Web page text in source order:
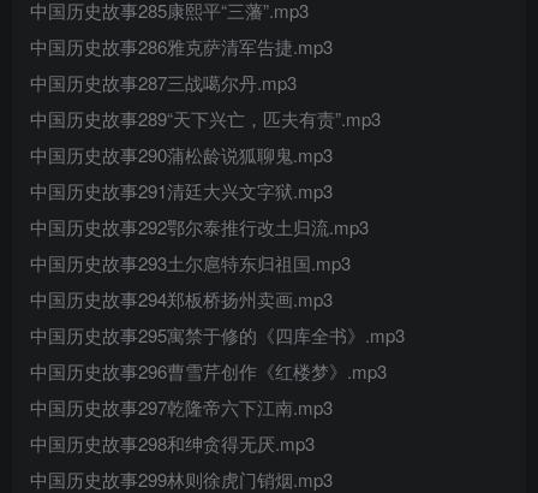
中国历史故事285康熙平“三藩”.mp3
中国历史故事286雅克萨清军告捷.mp3
中国历史故事287三战噶尔丹.mp3
中国历史故事289“天下兴亡，匹夫有责”.mp3
中国历史故事290蒲松龄说狐聊鬼.mp3
中国历史故事291清廷大兴文字狱.mp3
中国历史故事292鄂尔泰推行改土归流.mp3
中国历史故事293土尔扈特东归祖国.mp3
中国历史故事294郑板桥扬州卖画.mp3
中国历史故事295寓禁于修的《四库全书》.mp3
中国历史故事296曹雪芹创作《红楼梦》.mp3
中国历史故事297乾隆帝六下江南.mp3
中国历史故事298和绅贪得无厌.mp3
中国历史故事299林则徐虎门销烟.mp3